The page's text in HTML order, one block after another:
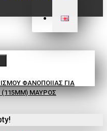
ΦΑΝΟΠΟΙΙΑΣ ΓΙΑ
ΜΑΥΡΟΣ